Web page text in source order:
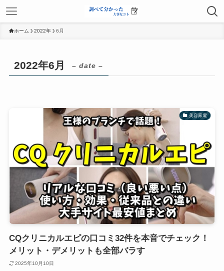
ホーム 2022年 6月
2022年6月 – date –
美容家電
CQクリニカルエピの口コミ32件を本音でチェック！
メリット・デメリットも全部バラす
2025年10月10日